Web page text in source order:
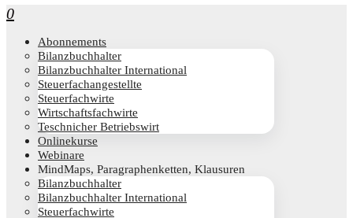
0
Abon­ne­ments
Bilanz­buch­hal­ter
Bilanz­buch­hal­ter International
Steu­er­fach­an­ge­stell­te
Steu­er­fach­wir­te
Wirt­schafts­fach­wir­te
Teschni­cher Betriebswirt
Online­kur­se
Web­i­na­re
Mind­Maps, Para­gra­phen­ket­ten, Klausuren
Bilanz­buch­hal­ter
Bilanz­buch­hal­ter International
Steu­er­fach­wir­te